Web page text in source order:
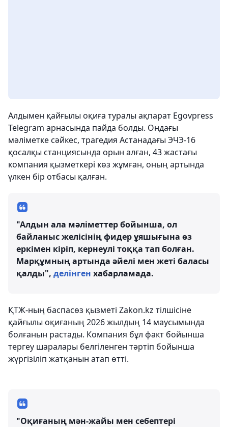
Алдымен қайғылы оқиға туралы ақпарат Egovpress
Telegram арнасында пайда болды. Ондағы
мәліметке сәйкес, трагедия Астанадағы ЭЧЭ-16
қосалқы станциясында орын алған, 43 жастағы
компания қызметкері көз жұмған, оның артында
үлкен бір отбасы қалған.
"Алдын ала мәліметтер бойынша, ол
байланыс желісінің фидер ұяшығына өз
еркімен кіріп, кернеулі тоққа тап болған.
Марқұмның артында әйелі мен жеті баласы
қалды", делінген хабарламада.
ҚТЖ-ның баспасөз қызметі Zakon.kz тілшісіне
қайғылы оқиғаның 2026 жылдың 14 маусымында
болғанын растады. Компания бұл факт бойынша
тергеу шаралары белгіленген тәртіп бойынша
жүргізіліп жатқанын атап өтті.
"Оқиғаның мән-жайы мен себептері